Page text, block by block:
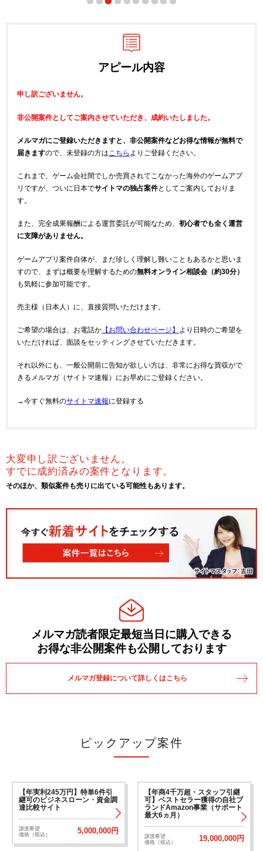
アピール内容
申し訳ございません。
非公開案件としてご案内させていただき、成約いたしました。
メルマガにご登録いただきますと、非公開案件などお得な情報が無料で
届きますので、未登録の方はこちら よりご登録ください。
これまで、ゲーム会社間でしか売買されてこなかった海外のゲームアプ
リですが、ついに日本でサイトマの独占案件としてご案内しておりま
す。
また、完全成果報酬による運営委託が可能なため、 初心者でも全く運営
に支障がありません。
ゲームアプリ案件自体が、まだ珍しく理解し難いこともあるかと思いま
すので、まずは概要を理解するための無料オンライン相談会（約30分）
も気軽に参加可能です。
売主様（日本人）に、直接質問いただけます。
ご希望の場合は、お電話か 【お問い合わせページ】 より日時のご希望を
いただければ、面談をセッティングさせていただきます。
それ以外にも、一般公開前に告知が欲しい方は、非常にお得な買収がで
きるメルマガ（サイトマ速報）にお早めにご登録ください。
→今すぐ無料のサイトマ速報に登録する
大変申し訳ございません。
すでに成約済みの案件となります。
そのほか、類似案件も売りに出ている可能性もあります。
メルマガ読者限定最短当日に購入できる
お得な非公開案件も公開しております
メルマガ登録について詳しくはこちら
ピックアップ案件
【年実利245万円】特単6件引
継可のビジネスローン・資金調
達比較サイト
譲渡希望
価格（税込）
5,000,000円
【年商4千万超・スタッフ引継
可】ベストセラー獲得の自社ブ
ランドAmazon事業（サポート
最大6ヵ月）
譲渡希望
価格（税込）
19,000,000円